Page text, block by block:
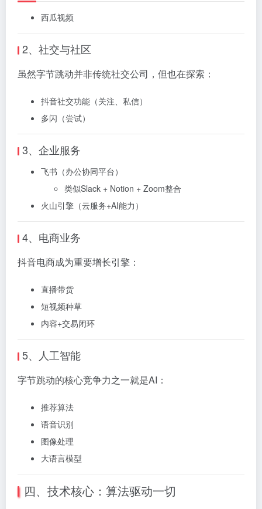
西瓜视频
2、社交与社区
虽然字节跳动并非传统社交公司，但也在探索：
抖音社交功能（关注、私信）
多闪（尝试）
3、企业服务
飞书（办公协同平台）
类似Slack + Notion + Zoom整合
火山引擎（云服务+AI能力）
4、电商业务
抖音电商成为重要增长引擎：
直播带货
短视频种草
内容+交易闭环
5、人工智能
字节跳动的核心竞争力之一就是AI：
推荐算法
语音识别
图像处理
大语言模型
四、技术核心：算法驱动一切